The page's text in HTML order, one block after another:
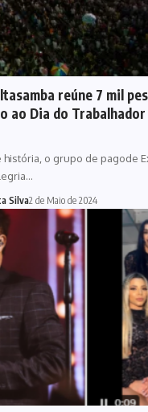
reúne 7 mil
ao Dia do
história, o grupo de pagode
Silva2 de Maio de 2024